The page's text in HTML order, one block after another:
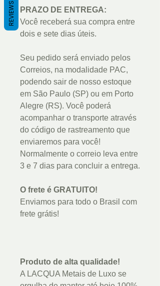
PRAZO DE ENTREGA:
Você receberá sua compra entre
dois e sete dias úteis.
Seu pedido será enviado pelos
Correios, na modalidade PAC,
podendo sair de nosso estoque
em São Paulo (SP) ou em Porto
Alegre (RS). Você poderá
acompanhar o transporte através
do código de rastreamento que
enviaremos para você!
Normalmente o correio leva entre
3 e 7 dias para concluir a entrega.
O frete é GRATUITO!
Enviamos para todo o Brasil com
frete grátis!
Produto de alta qualidade!
A LACQUA Metais de Luxo se
REVIEWS